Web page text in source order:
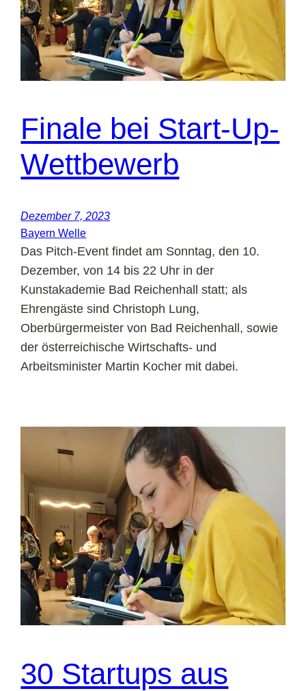
Finale bei Start-Up-
Wettbewerb
Dezember 7, 2023
Bayern Welle
Das Pitch-Event findet am Sonntag, den 10.
Dezember, von 14 bis 22 Uhr in der
Kunstakademie Bad Reichenhall statt; als
Ehrengäste sind Christoph Lung,
Oberbürgermeister von Bad Reichenhall, sowie
der österreichische Wirtschafts- und
Arbeitsminister Martin Kocher mit dabei.
30 Startups aus